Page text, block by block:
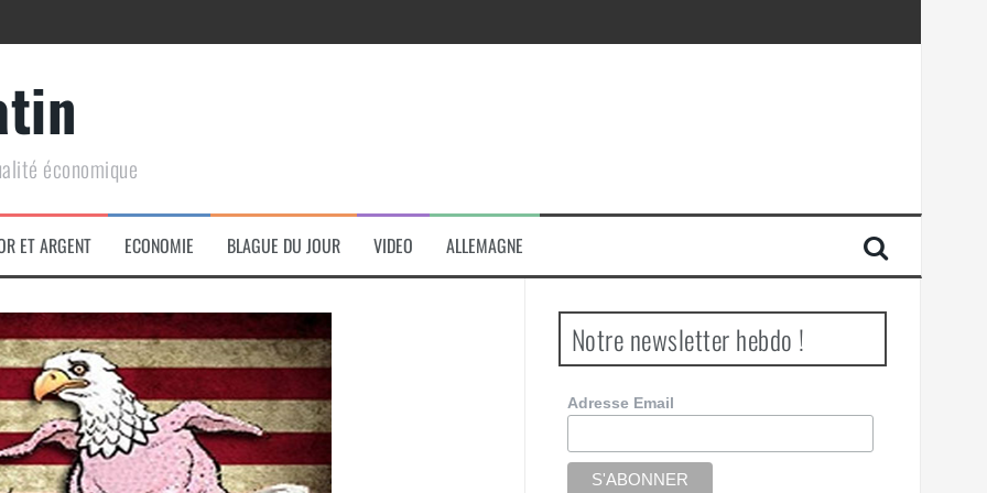
de conquête géopolitique massive
économique
ET ARGENT ECONOMIE BLAGUE DU JOUR VIDEO ALLEMAGNE
Notre newsletter hebdo !
Adresse Email